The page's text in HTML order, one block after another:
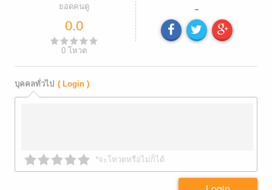
ยอดคนดู
0.0
0โหวต
-
บุคคลทั่วไป ( Login )
*จะโหวตหรือไม่ก็ได้